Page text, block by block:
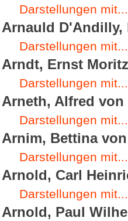
Darstellungen mit...
Arnauld D'Andilly,
Darstellungen mit...
Arndt, Ernst
Darstellungen mit...
Arneth, Alfred von
Darstellungen mit...
Arnim, Bettina von
Darstellungen mit...
Arnold, Carl
Darstellungen mit...
Arnold, Paul